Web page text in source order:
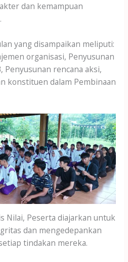
dan kemampuan
yang disampaikan meliputi:
organisasi, Penyusunan
Penyusunan rencana aksi,
konstituen dalam Pembinaan
Nilai, Peserta diajarkan untuk
dan mengedepankan
tindakan mereka.